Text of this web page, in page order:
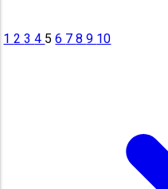
1234 5 6 789 10